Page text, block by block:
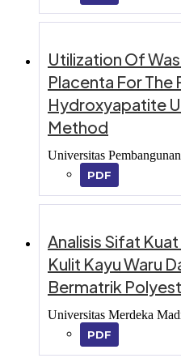
Utilization Of
Placenta For
Hydroxyapatite
Method
Universitas
PDF
Analisis Sifat
Kulit Kayu Waru
Bermatrik
Universitas Merdeka
PDF